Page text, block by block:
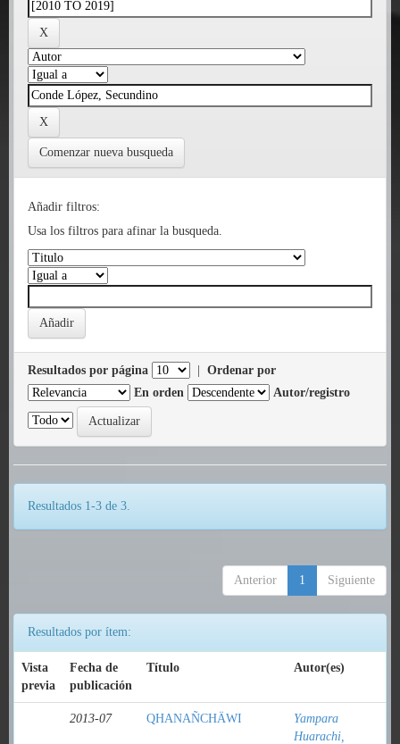
Comenzar nueva busqueda
Añadir filtros:
Usa los filtros para afinar la busqueda.
Resultados por página
Ordenar por
En orden
Autor/registro
Resultados 1-3 de 3.
Anterior 1 Siguiente
Resultados por ítem:
Vista
previa
Fecha de
publicación
Título Autor(es)
2013-07 QHANAÑCHÄWI
Yampara
Huarachi,